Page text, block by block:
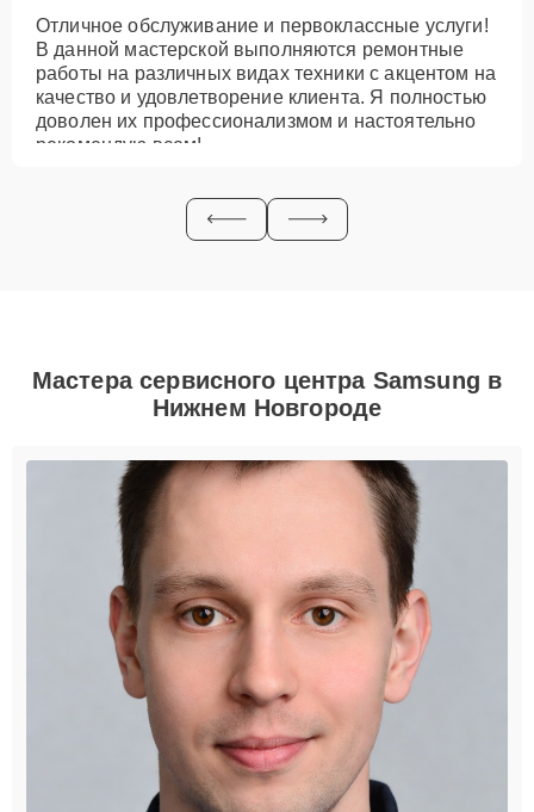
Отличное обслуживание и первоклассные услуги!
В данной мастерской выполняются ремонтные
работы на различных видах техники с акцентом на
качество и удовлетворение клиента. Я полностью
доволен их профессионализмом и настоятельно
рекомендую всем!
Мастера сервисного центра Samsung в
Нижнем Новгороде